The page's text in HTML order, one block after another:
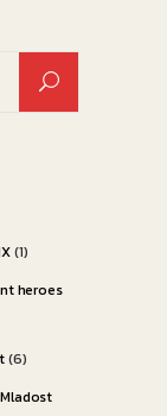
(1)
heroes
(6)